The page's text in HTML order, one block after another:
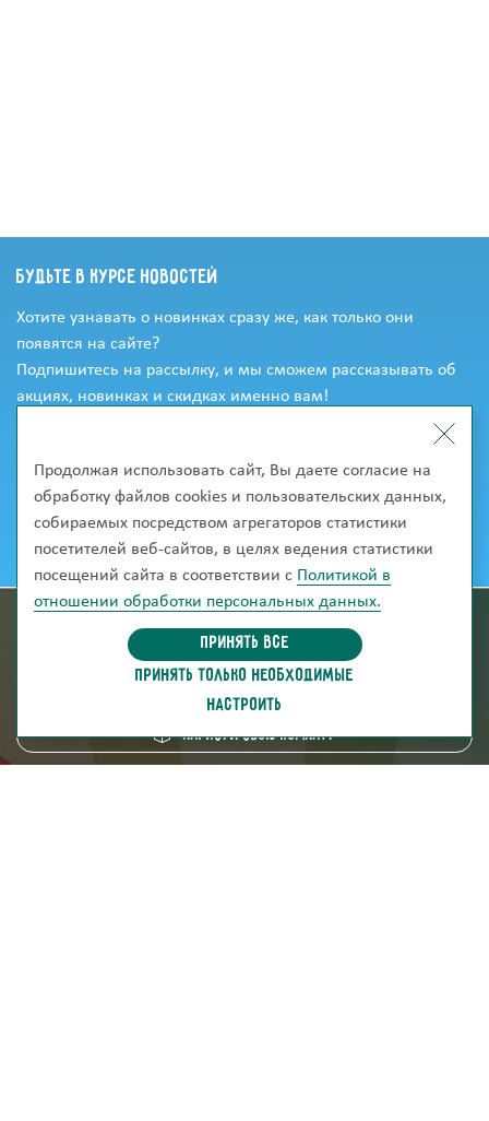
Продолжая использовать сайт, Вы даете согласие на
обработку файлов cookies и пользовательских данных,
собираемых посредством агрегаторов статистики
посетителей веб-сайтов, в целях ведения статистики
посещений сайта в соответствии с Политикой в
отношении обработки персональных данных.
Принять все
ПРИНЯТЬ ТОЛЬКО НЕОБХОДИМЫЕ
НАСТРОИТЬ
Будьте в курсе новостей
Хотите узнавать о новинках сразу же, как только они
появятся на сайте?
Подпишитесь на рассылку, и мы сможем рассказывать об
акциях, новинках и скидках именно вам!
информация для покупателей
скачать каталог
Нарисуй свою комнату